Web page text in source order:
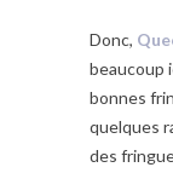
Donc,
beaucoup
bonnes
quelques
des